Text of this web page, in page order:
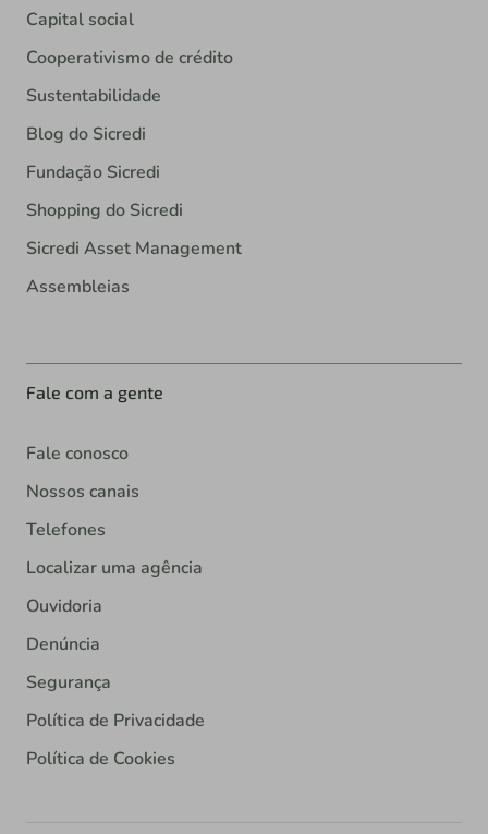
Capital social
Cooperativismo de crédito
Sustentabilidade
Blog do Sicredi
Fundação Sicredi
Shopping do Sicredi
Sicredi Asset Management
Assembleias
Fale com a gente
Fale conosco
Nossos canais
Telefones
Localizar uma agência
Ouvidoria
Denúncia
Segurança
Política de Privacidade
Política de Cookies